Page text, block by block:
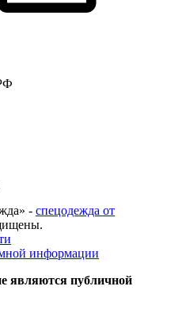
- спецодежда от
информации
являются публичной